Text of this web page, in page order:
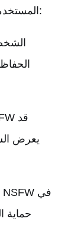
المستخدمين. تساهم عدة عوامل في هذا الموقف:
يعرض
حماية